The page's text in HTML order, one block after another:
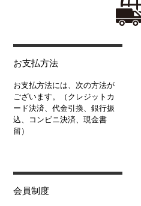
お支払方法
お支払方法には、次の方法が
ございます。（クレジットカ
ード決済、代金引換、銀行振
込、コンビニ決済、現金書
留）
会員制度